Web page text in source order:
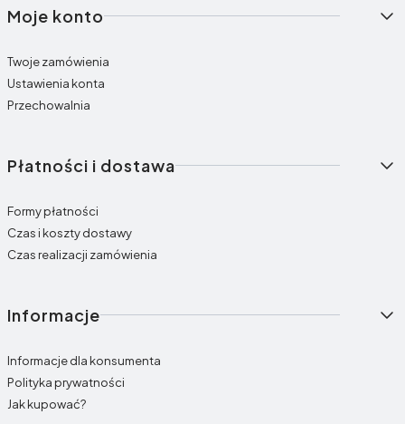
Moje konto
Twoje zamówienia
Ustawienia konta
Przechowalnia
Płatności i dostawa
Formy płatności
Czas i koszty dostawy
Czas realizacji zamówienia
Informacje
Informacje dla konsumenta
Polityka prywatności
Jak kupować?